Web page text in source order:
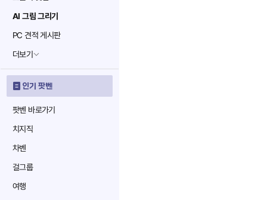
AI 그림 그리기
PC 견적 게시판
더보기
인기 팟벤
팟벤 바로가기
치지직
차벤
걸그룹
여행